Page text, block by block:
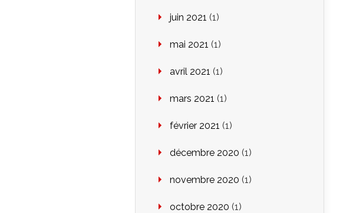
juin 2021 (1)
mai 2021 (1)
avril 2021 (1)
mars 2021 (1)
février 2021 (1)
décembre 2020 (1)
novembre 2020 (1)
octobre 2020 (1)